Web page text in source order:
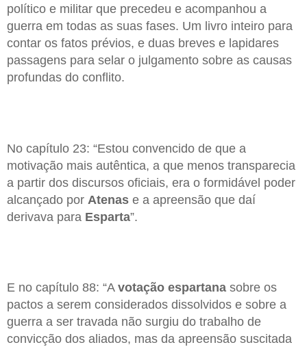
político e militar que precedeu e acompanhou a
guerra em todas as suas fases. Um livro inteiro para
contar os fatos prévios, e duas breves e lapidares
passagens para selar o julgamento sobre as causas
profundas do conflito.
No capítulo 23: “Estou convencido de que a
motivação mais autêntica, a que menos transparecia
a partir dos discursos oficiais, era o formidável poder
alcançado por Atenas e a apreensão que daí
derivava para Esparta”.
E no capítulo 88: “A votação espartana sobre os
pactos a serem considerados dissolvidos e sobre a
guerra a ser travada não surgiu do trabalho de
convicção dos aliados, mas da apreensão suscitada